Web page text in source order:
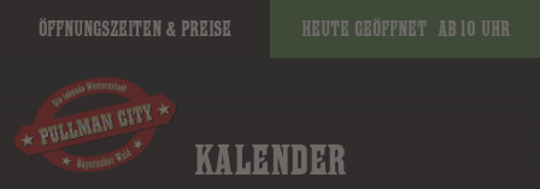
Öffnungszeiten & Preise Heute geöffnet ab 10 Uhr
KALENDER